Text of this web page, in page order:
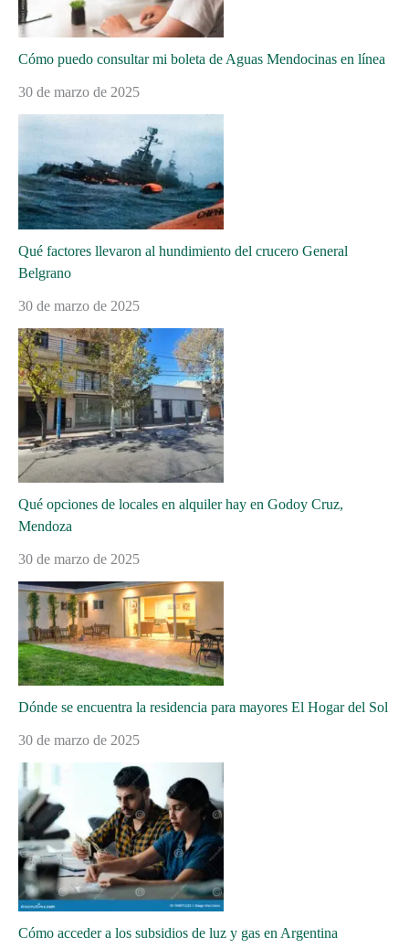
Cómo puedo consultar mi boleta de Aguas Mendocinas en línea
30 de marzo de 2025
Qué factores llevaron al hundimiento del crucero General
Belgrano
30 de marzo de 2025
Qué opciones de locales en alquiler hay en Godoy Cruz,
Mendoza
30 de marzo de 2025
Dónde se encuentra la residencia para mayores El Hogar del Sol
30 de marzo de 2025
Cómo acceder a los subsidios de luz y gas en Argentina